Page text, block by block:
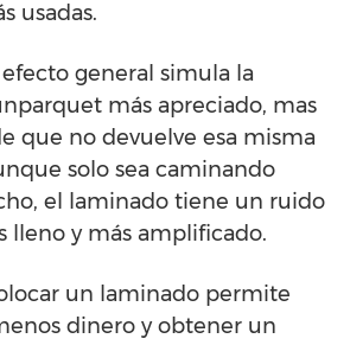
usadas.
general simula la
más apreciado, mas
que no devuelve esa misma
solo sea caminando
el laminado tiene un ruido
lleno y más amplificado.
un laminado permite
dinero y obtener un